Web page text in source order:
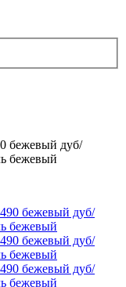
бежевый дуб/
бежевый